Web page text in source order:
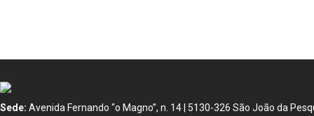
Sede: Avenida Fernando “o Magno”, n. 14 | 5130-326 São João da